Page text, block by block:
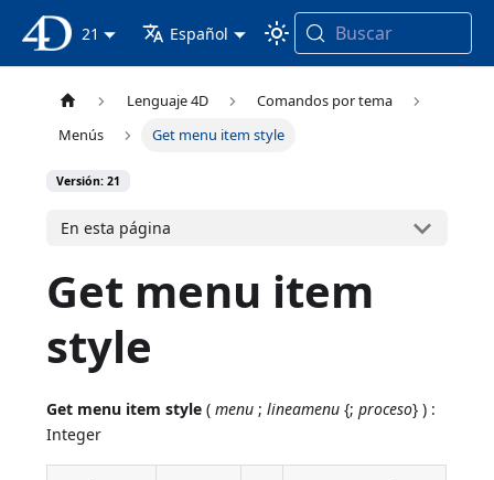
Documentación 4D
21 Español Buscar
Lenguaje 4D
Comandos por tema
Menús
Get menu item style
Versión: 21
En esta página
Get menu item
style
Get menu item style (menu ;lineamenu {;proceso} ) :
Integer